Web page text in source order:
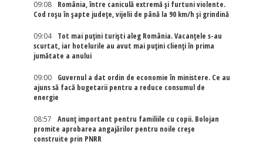
09:08
România, între caniculă extremă și furtuni violente.
Cod roșu în șapte județe, vijelii de până la 90 km/h și grindină
09:04
Tot mai puțini turiști aleg România. Vacanțele s-au
scurtat, iar hotelurile au avut mai puțini clienți în prima
jumătate a anului
09:00
Guvernul a dat ordin de economie în ministere. Ce au
ajuns să facă bugetarii pentru a reduce consumul de
energie
08:57
Anunț important pentru familiile cu copii. Bolojan
promite aprobarea angajărilor pentru noile creșe
construite prin PNRR